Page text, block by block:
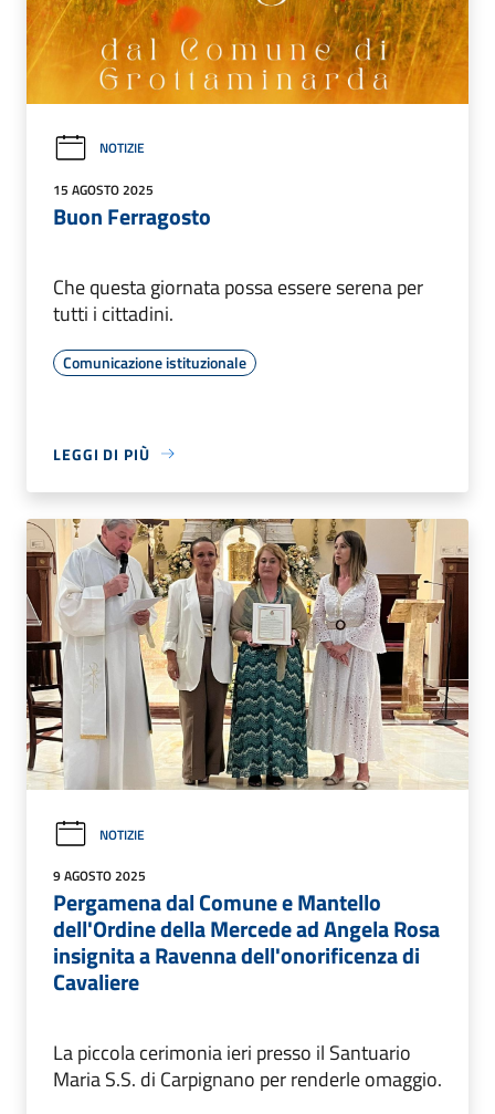
NOTIZIE
15 AGOSTO 2025
Buon Ferragosto
Che questa giornata possa essere serena per
tutti i cittadini.
Comunicazione istituzionale
LEGGI DI PIÙ
NOTIZIE
9 AGOSTO 2025
Pergamena dal Comune e Mantello
dell'Ordine della Mercede ad Angela Rosa
insignita a Ravenna dell'onorificenza di
Cavaliere
La piccola cerimonia ieri presso il Santuario
Maria S.S. di Carpignano per renderle omaggio.